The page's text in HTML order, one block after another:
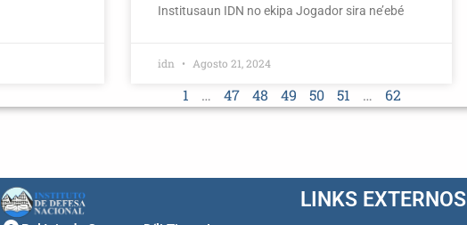
Institusaun IDN no ekipa Jogador sira ne’ebé
idn Agosto 21, 2024
1 … 47 48 49 50 51 … 62
LINKS EXTERNOS